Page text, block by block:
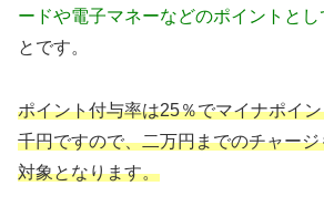
ードや電子マネーなどのポイントとし
とです。
ポイント付与率は25％でマイナポイ
千円ですので、二万円までのチャー
対象となります。